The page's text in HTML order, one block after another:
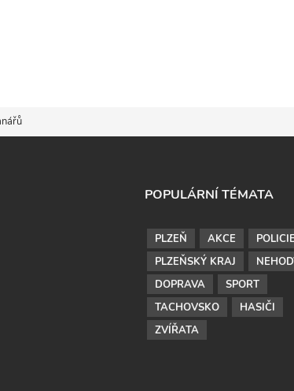
POPULÁRNÍ TÉMATA
PLZEŇ AKCE
POLICIE
PLZEŇSKÝ KRAJ
DOPRAVA
SPORT
TACHOVSKO
HASIČI
ZVÍŘATA